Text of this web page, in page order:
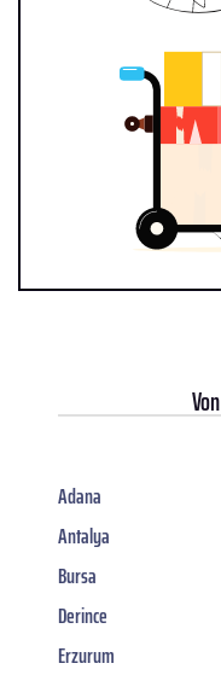
Von
Adana
Antalya
Bursa
Derince
Erzurum